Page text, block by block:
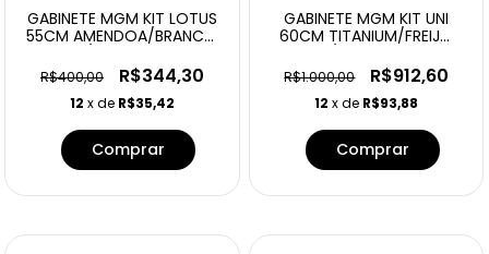
GABINETE MGM KIT LOTUS
55CM AMENDOA/BRANCO
R$400,00 R$344,30
12 x de R$35,42
GABINETE MGM KIT UNI
60CM TITANIUM/FREIJO
R$1.000,00 R$912,60
12 x de R$93,88